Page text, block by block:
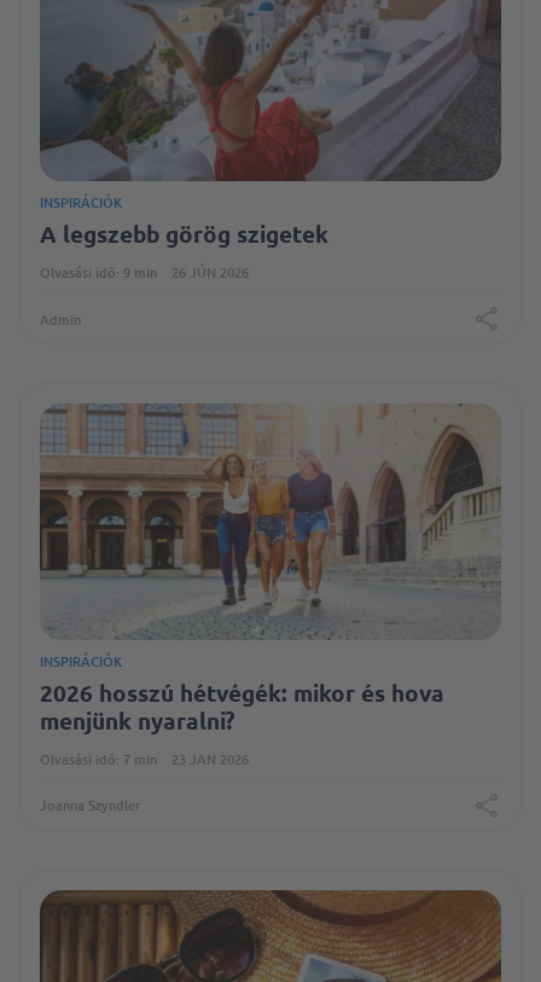
INSPIRÁCIÓK
A legszebb görög szigetek
Olvasási idő: 9 min 26 JÚN 2026
Admin
INSPIRÁCIÓK
2026 hosszú hétvégék: mikor és hova
menjünk nyaralni?
Olvasási idő: 7 min 23 JAN 2026
Joanna Szyndler